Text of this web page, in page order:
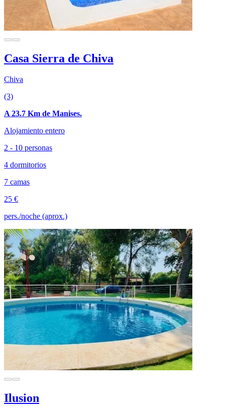
Casa Sierra de Chiva
Chiva
(3)
A 23.7 Km de Manises.
Alojamiento entero
2 - 10 personas
4 dormitorios
7 camas
25 €
pers./noche (aprox.)
Ilusion